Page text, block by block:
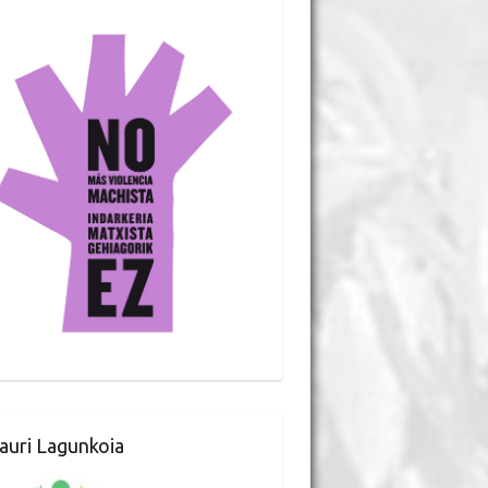
Lagunkoia